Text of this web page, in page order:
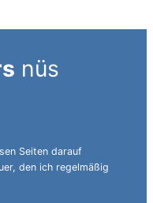
nüs
Seiten darauf
den ich regelmäßig